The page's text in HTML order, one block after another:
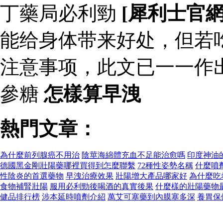
丁藥局必利勁 [犀利士官
能给身体带来好处，但若
注意事项，此文已一一作
參糖 怎樣算早洩
熱門文章：
為什麼前列腺癌不用治 陰莖海綿體充血不足能治愈嗎 印度神油
德國黑金剛壯陽藥哪裡買得到怎麼聯繫 72種性姿勢名稱 什麼噴
性陰炎的首選藥物 早洩治療效果 壯陽增大產品哪家好 為什麼吃
食物補腎壯陽 服用必利勁後喝酒的真實後果 什麼樣的壯陽藥物
健品排行榜 涉本延時噴劑介紹 萬艾可塞藥到內膜塞多深 養胃保